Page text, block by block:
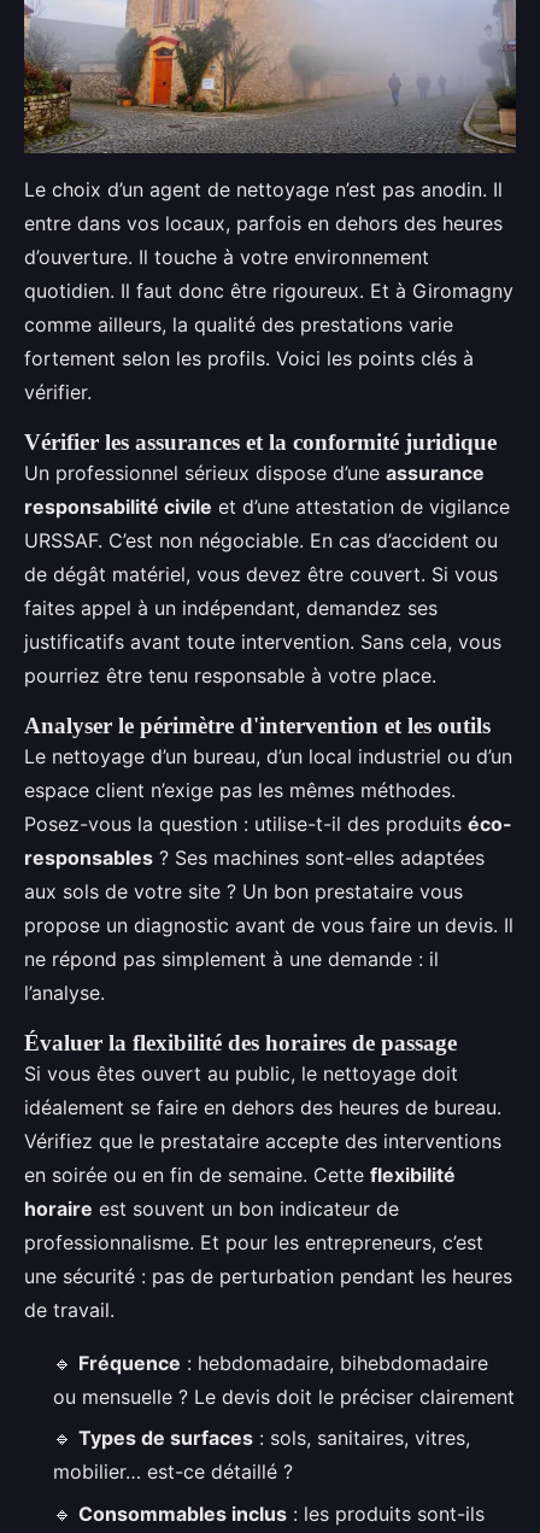
Le choix d’un agent de nettoyage n’est pas anodin. Il
entre dans vos locaux, parfois en dehors des heures
d’ouverture. Il touche à votre environnement
quotidien. Il faut donc être rigoureux. Et à Giromagny
comme ailleurs, la qualité des prestations varie
fortement selon les profils. Voici les points clés à
vérifier.
Vérifier les assurances et la conformité juridique
Un professionnel sérieux dispose d’une assurance
responsabilité civile et d’une attestation de vigilance
URSSAF. C’est non négociable. En cas d’accident ou
de dégât matériel, vous devez être couvert. Si vous
faites appel à un indépendant, demandez ses
justificatifs avant toute intervention. Sans cela, vous
pourriez être tenu responsable à votre place.
Analyser le périmètre d'intervention et les outils
Le nettoyage d’un bureau, d’un local industriel ou d’un
espace client n’exige pas les mêmes méthodes.
Posez-vous la question : utilise-t-il des produits éco-
responsables ? Ses machines sont-elles adaptées
aux sols de votre site ? Un bon prestataire vous
propose un diagnostic avant de vous faire un devis. Il
ne répond pas simplement à une demande : il
l’analyse.
Évaluer la flexibilité des horaires de passage
Si vous êtes ouvert au public, le nettoyage doit
idéalement se faire en dehors des heures de bureau.
Vérifiez que le prestataire accepte des interventions
en soirée ou en fin de semaine. Cette flexibilité
horaire est souvent un bon indicateur de
professionnalisme. Et pour les entrepreneurs, c’est
une sécurité : pas de perturbation pendant les heures
de travail.
🔹 Fréquence : hebdomadaire, bihebdomadaire
ou mensuelle ? Le devis doit le préciser clairement
🔹 Types de surfaces : sols, sanitaires, vitres,
mobilier… est-ce détaillé ?
🔹 Consommables inclus : les produits sont-ils